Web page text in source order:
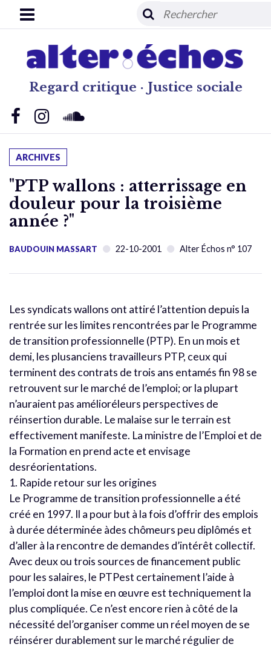
Regard critique · Justice sociale
ARCHIVES
"PTP wallons : atterrissage en
douleur pour la troisième
année ?"
BAUDOUIN MASSART 22-10-2001 Alter Échos n° 107
Les syndicats wallons ont attiré l’attention depuis la
rentrée sur les limites rencontrées par le Programme
de transition professionnelle (PTP). En un mois et
demi, les plusanciens travailleurs PTP, ceux qui
terminent des contrats de trois ans entamés fin 98 se
retrouvent sur le marché de l’emploi; or la plupart
n’auraient pas amélioréleurs perspectives de
réinsertion durable. Le malaise sur le terrain est
effectivement manifeste. La ministre de l’Emploi et de
la Formation en prend acte et envisage
desréorientations.
1. Rapide retour sur les origines
Le Programme de transition professionnelle a été
créé en 1997. Il a pour but à la fois d’offrir des emplois
à durée déterminée àdes chômeurs peu diplômés et
d’aller à la rencontre de demandes d’intérêt collectif.
Avec deux ou trois sources de financement public
pour les salaires, le PTPest certainement l’aide à
l’emploi dont la mise en œuvre est techniquement la
plus compliquée. Ce n’est encore rien à côté de la
nécessité del’organiser comme un réel moyen de se
réinsérer durablement sur le marché régulier de